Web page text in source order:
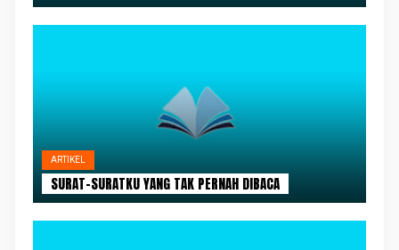
ARTIKEL
SURAT-SURATKU YANG TAK PERNAH DIBACA